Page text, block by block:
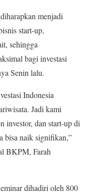
menjadi
start-up,
sehingga
bagi investasi
Senin lalu.
Indonesia
Jadi kami
investor, dan start-up di
bisa naik signifikan,”
BKPM, Farah
dihadiri oleh 800